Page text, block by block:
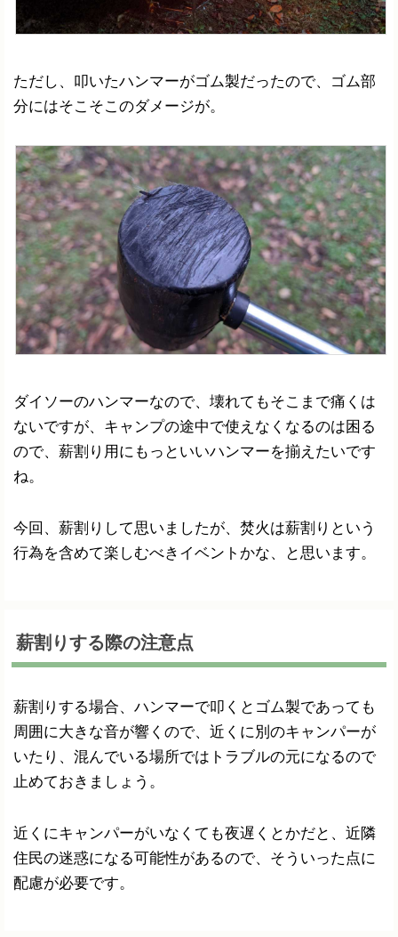
ただし、叩いたハンマーがゴム製だったので、ゴム部
分にはそこそこのダメージが。
ダイソーのハンマーなので、壊れてもそこまで痛くは
ないですが、キャンプの途中で使えなくなるのは困る
ので、薪割り用にもっといいハンマーを揃えたいです
ね。
今回、薪割りして思いましたが、焚火は薪割りという
行為を含めて楽しむべきイベントかな、と思います。
薪割りする際の注意点
薪割りする場合、ハンマーで叩くとゴム製であっても
周囲に大きな音が響くので、近くに別のキャンパーが
いたり、混んでいる場所ではトラブルの元になるので
止めておきましょう。
近くにキャンパーがいなくても夜遅くとかだと、近隣
住民の迷惑になる可能性があるので、そういった点に
配慮が必要です。